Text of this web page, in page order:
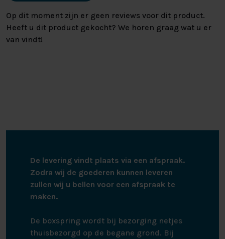
Op dit moment zijn er geen reviews voor dit product.
Heeft u dit product gekocht? We horen graag wat u er
van vindt!
De levering vindt plaats via een afspraak.
Zodra wij de goederen kunnen leveren
zullen wij u bellen voor een afspraak te
maken.
De boxspring wordt bij bezorging netjes
thuisbezorgd op de begane grond. Bij